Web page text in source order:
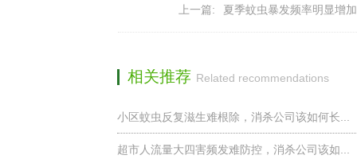
上一篇: 夏季蚊虫暴发频率明显增
相关推荐 Related recommendations
小区蚊虫反复滋生难根除，消杀公司该如何长...
超市人流量大四害频发难防控，消杀公司该如...